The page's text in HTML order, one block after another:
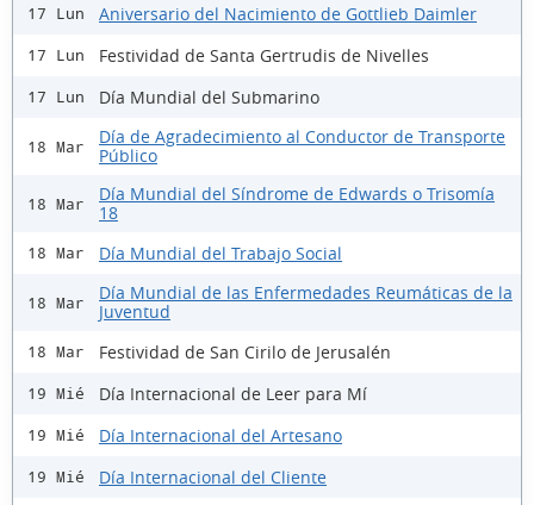
17 Lun Aniversario del Nacimiento de Gottlieb Daimler
17 Lun Festividad de Santa Gertrudis de Nivelles
17 Lun Día Mundial del Submarino
18 Mar
Día de Agradecimiento al Conductor de Transporte
Público
18 Mar
Día Mundial del Síndrome de Edwards o Trisomía
18
18 Mar Día Mundial del Trabajo Social
18 Mar
Día Mundial de las Enfermedades Reumáticas de la
Juventud
18 Mar Festividad de San Cirilo de Jerusalén
19 Mié Día Internacional de Leer para Mí
19 Mié Día Internacional del Artesano
19 Mié Día Internacional del Cliente